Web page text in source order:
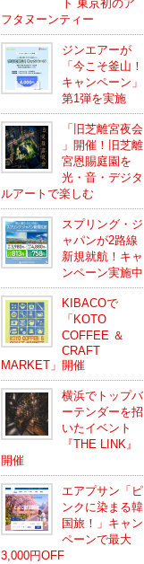
ト 東京初のア
フタヌーンティー
ジンエアーが
「今こそ釜山！
キャンペーン」
第1弾を実施
「旧芝離宮夜会
」開催！旧芝離
宮恩賜庭園を
光・音・デジタ
ルアートで楽しむ
スプリング・ジ
ャパンが2路線
新規就航！キャ
ンペーン実施中
KIBACOで
「KOTO
COFFEE ＆
CRAFT
MARKET」開催
横浜でトップバ
ーテンダーを招
いたイベント
『THE LINK』
開催
エアプサン「ピ
ンクに染まる韓
国旅！」キャン
ペーンで最大
3,000円OFF